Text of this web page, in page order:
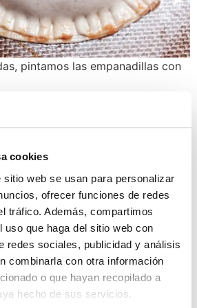
cookies
web se usan para personalizar
ofrecer funciones de redes
tráfico. Además, compartimos
uso que haga del sitio web con
redes sociales, publicidad y análisis
combinarla con otra información
o que hayan recopilado a
hecho de sus servicios.
pintamos las empanadillas con
horno hasta que estén doradas
20 minutos).